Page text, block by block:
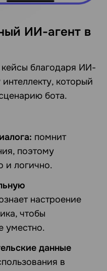
ИИ-агент в
благодаря ИИ-
который
бота.
помнит
поэтому
и логично.
настроение
чтобы
уместно.
данные
в